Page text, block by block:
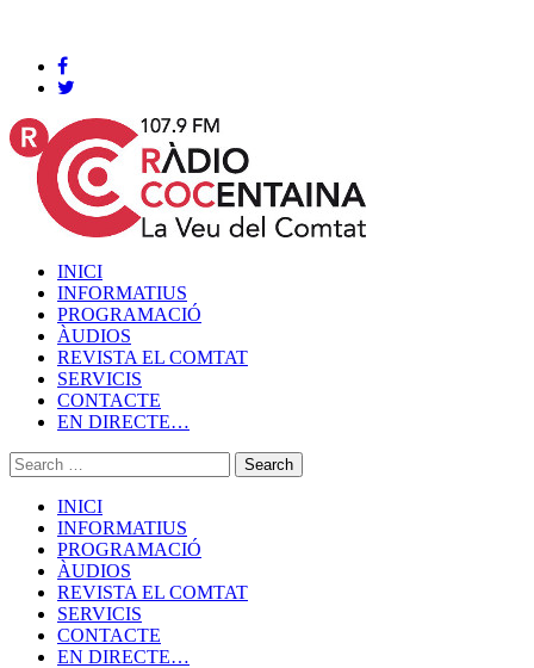
INICI
INFORMATIUS
PROGRAMACIÓ
ÀUDIOS
REVISTA EL COMTAT
SERVICIS
CONTACTE
EN DIRECTE…
INICI
INFORMATIUS
PROGRAMACIÓ
ÀUDIOS
REVISTA EL COMTAT
SERVICIS
CONTACTE
EN DIRECTE…